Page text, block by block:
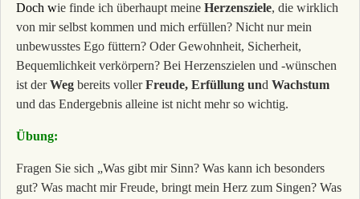
Doch wie finde ich überhaupt meine Herzensziele, die wirklich
von mir selbst kommen und mich erfüllen? Nicht nur mein
unbewusstes Ego füttern? Oder Gewohnheit, Sicherheit,
Bequemlichkeit verkörpern? Bei Herzenszielen und -wünschen
ist derWegbereits vollerFreude, Erfüllung und Wachstum
und das Endergebnis alleine ist nicht mehr so wichtig.
Übung:
Fragen Sie sich „Was gibt mir Sinn? Was kann ich besonders
gut? Was macht mir Freude, bringt mein Herz zum Singen? Was